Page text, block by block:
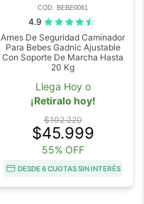
COD. BEBE0061
4.9
Arnes De Seguridad Caminador
Para Bebes Gadnic Ajustable
Con Soporte De Marcha Hasta
20 Kg
Llega Hoy o
¡Retiralo hoy!
$102.220
$45.999
55% OFF
DESDE 6 CUOTAS SIN INTERÉS